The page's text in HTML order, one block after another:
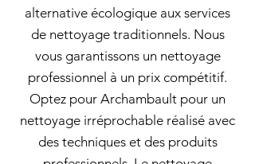
alternative écologique aux services
de nettoyage traditionnels. Nous
vous garantissons un nettoyage
professionnel à un prix compétitif.
Optez pour Archambault pour un
nettoyage irréprochable réalisé avec
des techniques et des produits